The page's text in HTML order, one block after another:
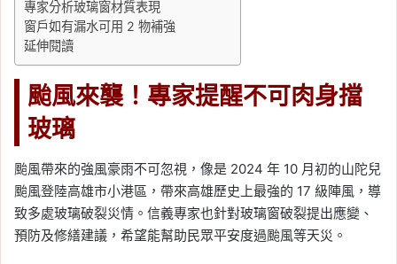
專家分析玻璃窗材質表現
窗戶如有漏水可用 2 物補強
延伸閱讀
颱風來襲！專家提醒不可肉身擋
玻璃
颱風帶來的強風豪雨不可忽視，像是 2024 年 10 月初的山陀兒
颱風登陸高雄市小港區，帶來高雄歷史上最強的 17 級陣風，導
致多處玻璃破裂災情。信義專家也針對玻璃窗破裂提出應變、
預防及修繕建議，希望能幫助民眾平安度過颱風等天災。